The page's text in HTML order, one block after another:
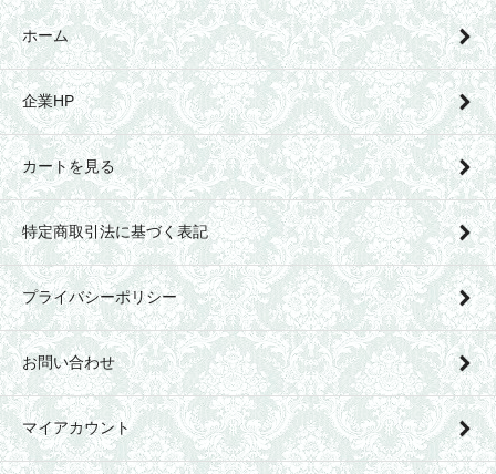
ホーム
企業HP
カートを見る
特定商取引法に基づく表記
プライバシーポリシー
お問い合わせ
マイアカウント